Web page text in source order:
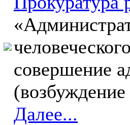
совершение
Далее...